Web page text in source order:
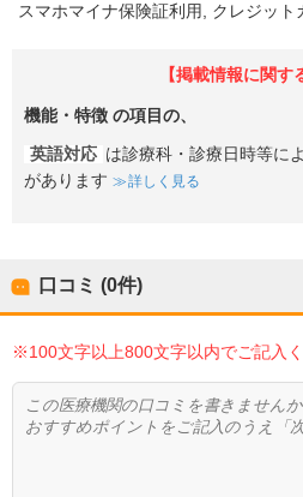
スマホマイナ保険証利用 クレジット
【掲載情報に関す
機能・特徴 の項目の、
英語対応 は診療科・診療日時等に
があります
詳しく見る
口コミ (0件)
※100文字以上800文字以内でご記入